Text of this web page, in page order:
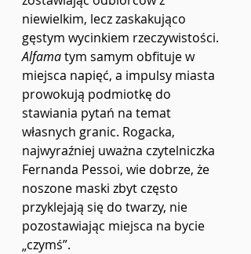
niewielkim, lecz zaskakująco
gęstym wycinkiem rzeczywistości.
Alfama tym samym obfituje w
miejsca napięć, a impulsy miasta
prowokują podmiotkę do
stawiania pytań na temat
własnych granic. Rogacka,
najwyraźniej uważna czytelniczka
Fernanda Pessoi, wie dobrze, że
noszone maski zbyt często
przyklejają się do twarzy, nie
pozostawiając miejsca na bycie
„czymś”.